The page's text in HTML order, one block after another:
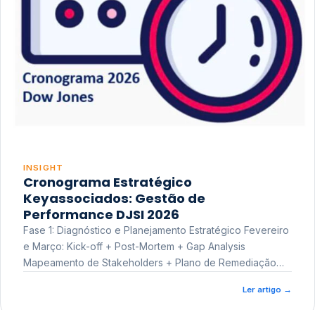
INSIGHT
Cronograma Estratégico
Keyassociados: Gestão de
Performance DJSI 2026
Fase 1: Diagnóstico e Planejamento Estratégico Fevereiro
e Março: Kick-off + Post-Mortem + Gap Analysis
Mapeamento de Stakeholders + Plano de Remediação
Ler artigo →